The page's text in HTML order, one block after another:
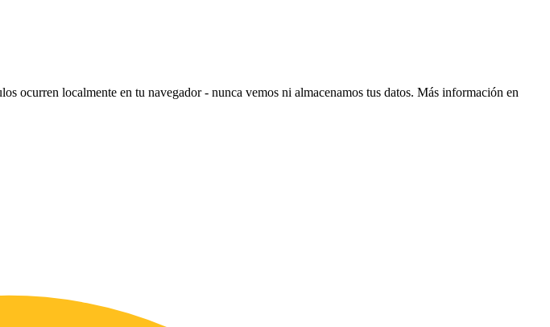
ocurren localmente en tu navegador - nunca vemos ni almacenamos tus datos. Más información en